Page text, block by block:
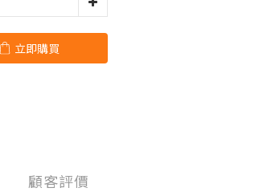
立即購買
顧客評價